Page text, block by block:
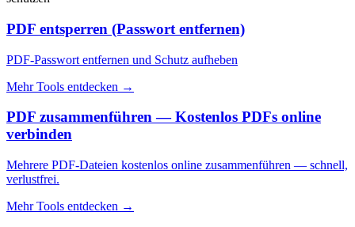
PDF entsperren (Passwort entfernen)
PDF-Passwort entfernen und Schutz aufheben
Mehr Tools entdecken →
PDF zusammenführen — Kostenlos PDFs online
verbinden
Mehrere PDF-Dateien kostenlos online zusammenführen — schnell,
verlustfrei.
Mehr Tools entdecken →